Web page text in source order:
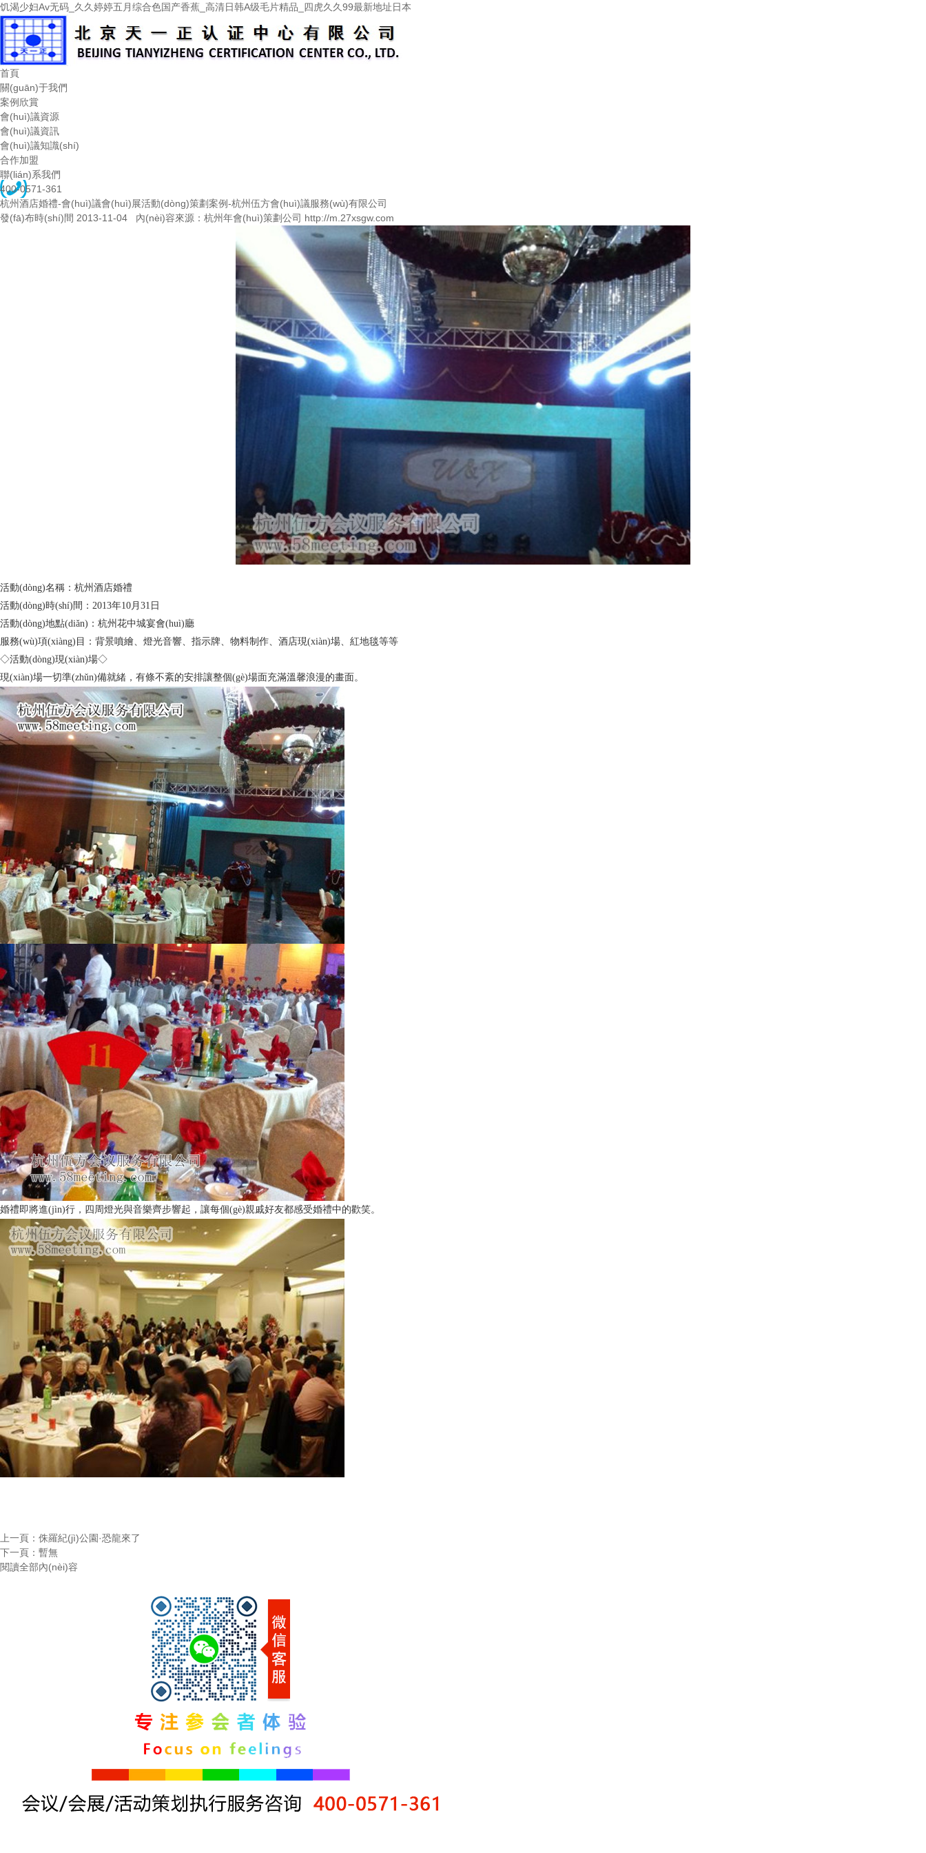
饥渴少妇Av无码_久久婷婷五月综合色国产香蕉_高清日韩A级毛片精品_四虎久久99最新地址日本
首頁
關(guān)于我們
案例欣賞
會(huì)議資源
會(huì)議資訊
會(huì)議知識(shí)
合作加盟
聯(lián)系我們
400-0571-361
杭州酒店婚禮-會(huì)議會(huì)展活動(dòng)策劃案例-杭州伍方會(huì)議服務(wù)有限公司
發(fā)布時(shí)間 2013-11-04 內(nèi)容來源：杭州年會(huì)策劃公司 http://m.27xsgw.com
活動(dòng)名稱： 杭州酒店婚禮
活動(dòng)時(shí)間： 2013年10月31日
活動(dòng)地點(diǎn)： 杭州花中城宴會(huì)廳
服務(wù)項(xiàng)目： 背景噴繪、燈光音響、指示牌、物料制作、酒店現(xiàn)場、紅地毯等等
◇活動(dòng)現(xiàn)場◇
現(xiàn)場一切準(zhǔn)備就緒，有條不紊的安排讓整個(gè)場面充滿溫馨浪漫的畫面。
婚禮即將進(jìn)行，四周燈光與音樂齊步響起，讓每個(gè)親戚好友都感受婚禮中的歡笑。
上一頁： 侏羅紀(jì)公園·恐龍來了
下一頁：暫無
閱讀全部內(nèi)容